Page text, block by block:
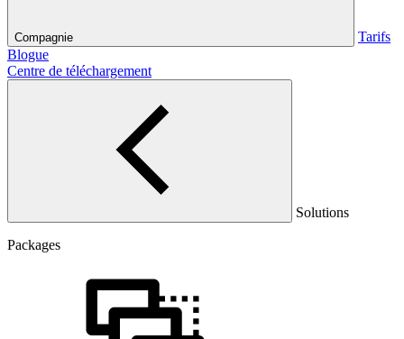
Compagnie
Tarifs
Blogue
Centre de téléchargement
Solutions
Packages